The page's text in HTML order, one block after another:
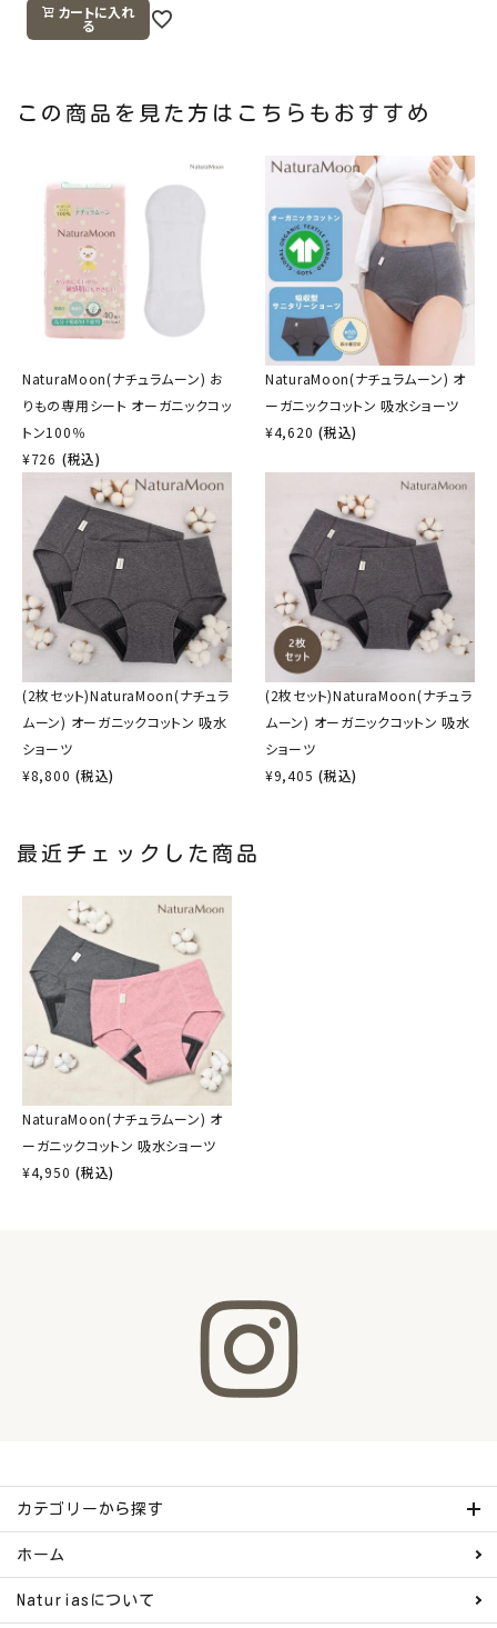
カートに入れ
る
この商品を見た方はこちらもおすすめ
NaturaMoon(ナチュラムーン) お
りもの専用シート オーガニックコッ
トン100％
¥726 (税込)
NaturaMoon(ナチュラムーン) オ
ーガニックコットン 吸水ショーツ
¥4,620 (税込)
(2枚セット)NaturaMoon(ナチュラ
ムーン) オーガニックコットン 吸水
ショーツ
¥8,800 (税込)
(2枚セット)NaturaMoon(ナチュラ
ムーン) オーガニックコットン 吸水
ショーツ
¥9,405 (税込)
最近チェックした商品
NaturaMoon(ナチュラムーン) オ
ーガニックコットン 吸水ショーツ
¥4,950 (税込)
カテゴリーから探す
ホーム
Naturiasについて